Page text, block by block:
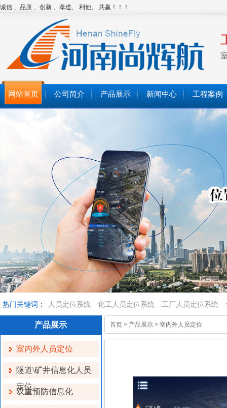
诚信 、品质 、创新 、孝道、 利他、 共赢！！！
网站首页 公司简介 产品展示 新闻中心 工程案例
热门关键词： 人员定位系统 化工人员定位系统 工厂人员定位系统
产品展示
室内外人员定位
隧道\矿井信息化人员
定位
双重预防信息化
首页 > 产品展示 > 室内外人员定位